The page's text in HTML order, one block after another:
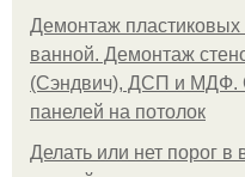
Демонтаж пластиковых
ванной. Демонтаж
(Сэндвич), ДСП и МДФ.
панелей на потолок
Делать или нет порог